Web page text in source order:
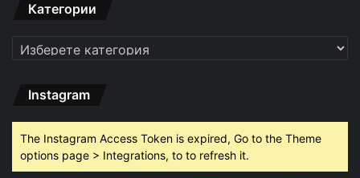
Категории
Категории
Instagram
The Instagram Access Token is expired, Go to the Theme
options page > Integrations, to to refresh it.